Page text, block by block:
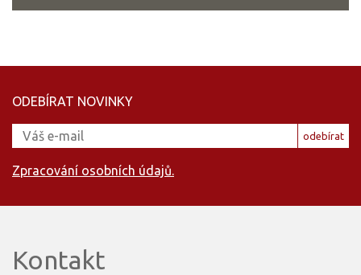
ODEBÍRAT NOVINKY
odebírat
Zpracování osobních údajů.
Kontakt